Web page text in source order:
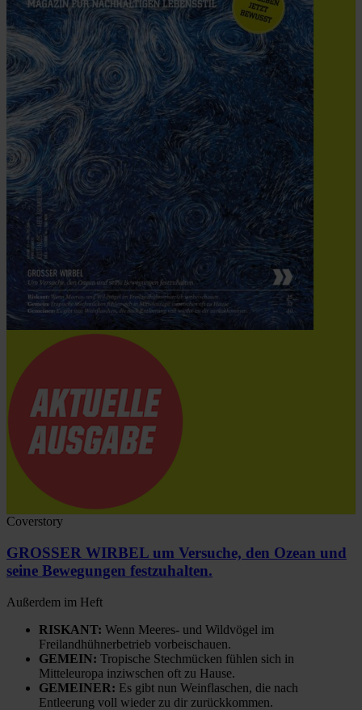
Coverstory
GROSSER WIRBEL um Versuche, den Ozean und
seine Bewegungen festzuhalten.
Außerdem im Heft
RISKANT: Wenn Meeres- und Wildvögel im
Freilandhühnerbetrieb vorbeischauen.
GEMEIN: Tropische Stechmücken fühlen sich in
Mitteleuropa inziwschen oft zu Hause.
GEMEINER: Es gibt nun Weinflaschen, die nach
Entleerung voll wieder zu dir zurückkommen.